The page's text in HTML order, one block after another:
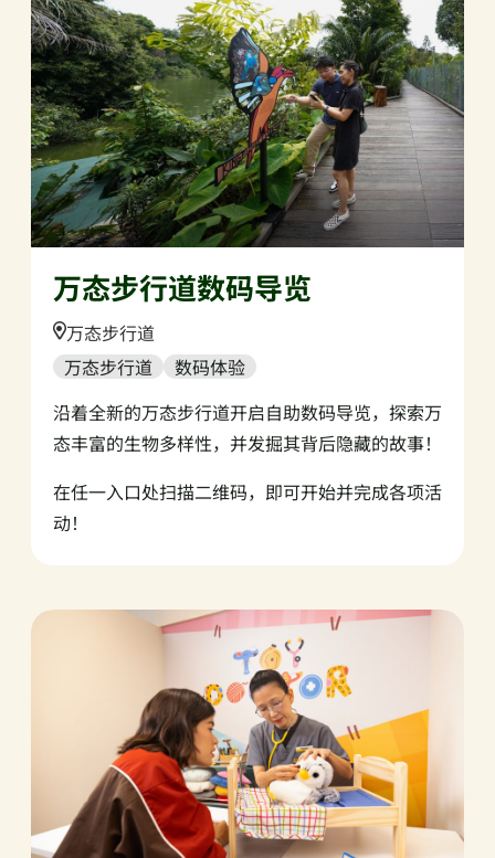
万态步行道数码导览
Location:
万态步行道
万态步行道
数码体验
沿着全新的万态步行道开启自助数码导览，探索万
态丰富的生物多样性，并发掘其背后隐藏的故事！
在任一入口处扫描二维码，即可开始并完成各项活
动！